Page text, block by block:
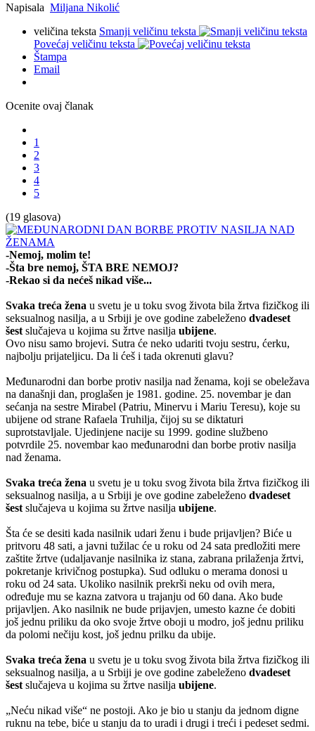
Napisala Miljana Nikolić
veličina teksta Smanji veličinu teksta
Povećaj veličinu teksta
Štampa
Email
Ocenite ovaj članak
1
2
3
4
5
(19 glasova)
-Nemoj, molim te!
-Šta bre nemoj, ŠTA BRE NEMOJ?
-Rekao si da nećeš nikad više...
Svaka treća žena u svetu je u toku svog života bila žrtva fizičkog ili
seksualnog nasilja, a u Srbiji je ove godine zabeleženo dvadeset
šest slučajeva u kojima su žrtve nasilja ubijene.
Ovo nisu samo brojevi. Sutra će neko udariti tvoju sestru, ćerku,
najbolju prijateljicu. Da li ćeš i tada okrenuti glavu?
Međunarodni dan borbe protiv nasilja nad ženama, koji se obeležava
na današnji dan, proglašen je 1981. godine. 25. novembar je dan
sećanja na sestre Mirabel (Patriu, Minervu i Mariu Teresu), koje su
ubijene od strane Rafaela Truhilja, čijoj su se diktaturi
suprotstavljale. Ujedinjene nacije su 1999. godine službeno
potvrdile 25. novembar kao međunarodni dan borbe protiv nasilja
nad ženama.
Svaka treća žena u svetu je u toku svog života bila žrtva fizičkog ili
seksualnog nasilja, a u Srbiji je ove godine zabeleženo dvadeset
šest slučajeva u kojima su žrtve nasilja ubijene.
Šta će se desiti kada nasilnik udari ženu i bude prijavljen? Biće u
pritvoru 48 sati, a javni tužilac će u roku od 24 sata predložiti mere
zaštite žrtve (udaljavanje nasilnika iz stana, zabrana prilaženja žrtvi,
pokretanje krivičnog postupka). Sud odluku o merama donosi u
roku od 24 sata. Ukoliko nasilnik prekrši neku od ovih mera,
određuje mu se kazna zatvora u trajanju od 60 dana. Ako bude
prijavljen. Ako nasilnik ne bude prijavjen, umesto kazne će dobiti
još jednu priliku da oko svoje žrtve oboji u modro, još jednu priliku
da polomi nečiju kost, još jednu prilku da ubije.
Svaka treća žena u svetu je u toku svog života bila žrtva fizičkog ili
seksualnog nasilja, a u Srbiji je ove godine zabeleženo dvadeset
šest slučajeva u kojima su žrtve nasilja ubijene.
„Neću nikad više“ ne postoji. Ako je bio u stanju da jednom digne
ruknu na tebe, biće u stanju da to uradi i drugi i treći i pedeset sedmi.